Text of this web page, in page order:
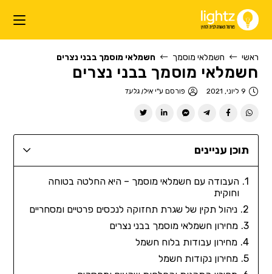
ראשי חשמלאי מוסמך חשמלאי מוסמך בבני נצרים
חשמלאי מוסמך בבני נצרים
9 ליוני, 2021 פורסם ע"יאילן גלעד
תוכן עניינים
העבודה עם חשמלאי מוסמך – היא החלטה בטוחה
וחוקית
ניהול תקין של שגרת תחזוקה לנכסים פרטיים ומסחריים
מחירון חשמלאי מוסמך בבני נצרים
מחירון עבודות בלוח חשמל
מחירון נקודות חשמל